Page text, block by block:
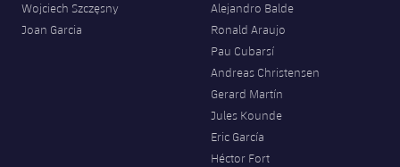
Wojciech Szczęsny
Joan Garcia
Alejandro Balde
Ronald Araujo
Pau Cubarsí
Andreas Christensen
Gerard Martín
Jules Kounde
Eric García
Héctor Fort